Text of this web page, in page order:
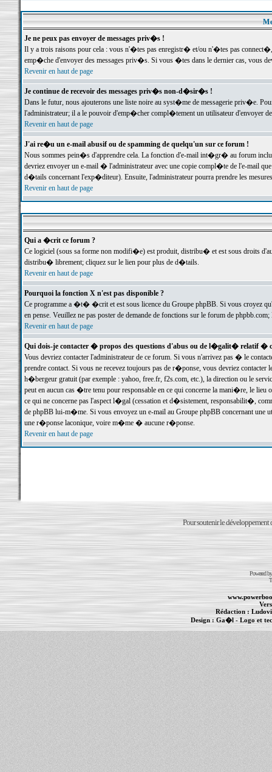
Je ne peux pas envoyer de messages priv�s !
Il y a trois raisons pour cela : vous n'�tes pas enregistr� et/ou n'�tes pas
emp�che d'envoyer des messages priv�s. Si vous �tes dans le dernier cas, vous
Revenir en haut de page
Je continue de recevoir des messages priv�s non-d�sir�s !
Dans le futur, nous ajouterons une liste noire au syst�me de messagerie priv�e.
l'administrateur; il a le pouvoir d'emp�cher compl�tement un utilisateur d'envoyer
Revenir en haut de page
J'ai re�u un e-mail abusif ou de spamming de quelqu'un sur ce forum !
Nous sommes pein�s d'apprendre cela. La fonction d'e-mail int�gr� au forum inclut
devriez envoyer un e-mail � l'administrateur avec une copie compl�te de l'e-mail
d�tails concernant l'exp�diteur). Ensuite, l'administrateur pourra prendre les
Revenir en haut de page
Qui a �crit ce forum ?
Ce logiciel (sous sa forme non modifi�e) est produit, distribu� et est sous droits
distribu� librement; cliquez sur le lien pour plus de d�tails.
Revenir en haut de page
Pourquoi la fonction X n'est pas disponible ?
Ce programme a �t� �crit et est sous licence du Groupe phpBB. Si vous croyez
en pense. Veuillez ne pas poster de demande de fonctions sur le forum de
Revenir en haut de page
Qui dois-je contacter � propos des questions d'abus ou de l�galit� relatif �
Vous devriez contacter l'administrateur de ce forum. Si vous n'arrivez pas � le
prendre contact. Si vous ne recevez toujours pas de r�ponse, vous devriez
h�bergeur gratuit (par exemple : yahoo, free.fr, f2s.com, etc.), la direction ou le
peut en aucun cas �tre tenu pour responsable en ce qui concerne la mani�re, le
ce qui ne concerne pas l'aspect l�gal (cessation et d�sistement, responsabilit�,
de phpBB lui-m�me. Si vous envoyez un e-mail au Groupe phpBB concernant une
une r�ponse laconique, voire m�me � aucune r�ponse.
Revenir en haut de page
Pour soutenir le développement
Powered
Rédaction :
Design :Ga�l- Logo et
Informations :